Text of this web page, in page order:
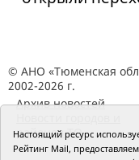
© АНО «Тюменская
2002-2026 г.
Архив новостей
районов ТО
Настоящий ресурс
Рейтинг Mail,